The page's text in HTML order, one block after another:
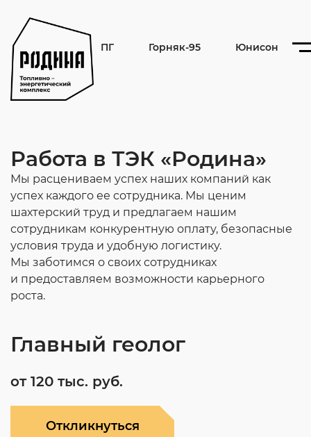
ПГ Горняк-95 Юнисон
Работа в ТЭК «Родина»
Мы расцениваем успех наших компаний как
успех каждого ее сотрудника. Мы ценим
шахтерский труд и предлагаем нашим
сотрудникам конкурентную оплату, безопасные
условия труда и удобную логистику.
Мы заботимся о своих сотрудниках
и предоставляем возможности карьерного
роста.
Главный геолог
от 120 тыс. руб.
Откликнуться